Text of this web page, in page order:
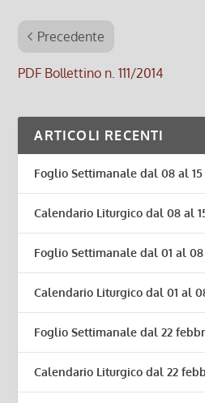
Precedente
PDF Bollettino n. 111/2014
ARTICOLI RECENTI
Foglio Settimanale dal 08 al 15
Calendario Liturgico dal 08 al
Foglio Settimanale dal 01 al 08
Calendario Liturgico dal 01 al
Foglio Settimanale dal 22
Calendario Liturgico dal 22